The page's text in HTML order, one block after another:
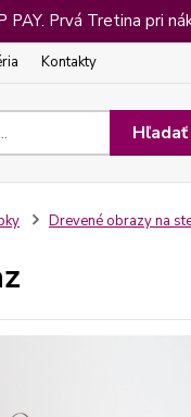
Prvá Tretina pri
Kontakty
Hľadať
Drevené obrazy na